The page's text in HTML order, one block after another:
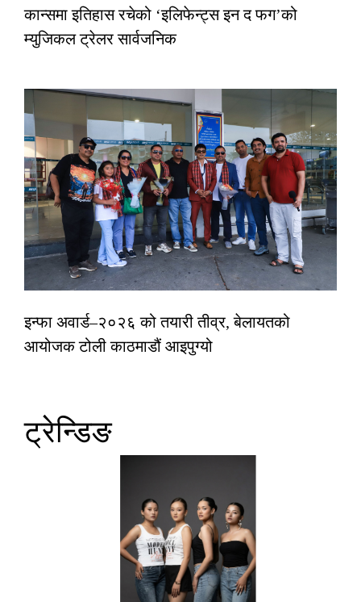
कान्समा इतिहास रचेको ‘इलिफेन्ट्स इन द फग’को
म्युजिकल ट्रेलर सार्वजनिक
इन्फा अवार्ड–२०२६ को तयारी तीव्र, बेलायतको
आयोजक टोली काठमाडौं आइपुग्यो
ट्रेन्डिङ